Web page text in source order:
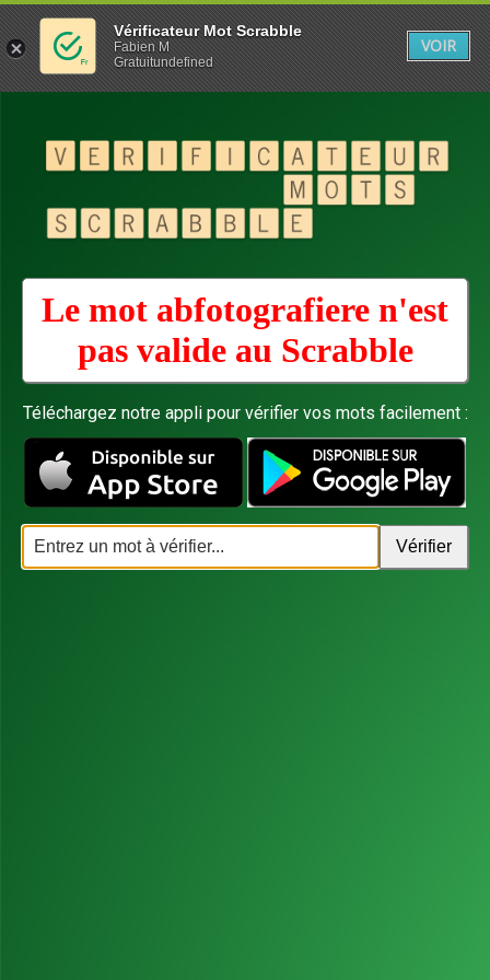
Le mot abfotografiere n'est
pas valide au Scrabble
Téléchargez notre appli pour vérifier vos mots facilement :
Vérificateur Mot Scrabble
Fabien M
Gratuitundefined
VOIR